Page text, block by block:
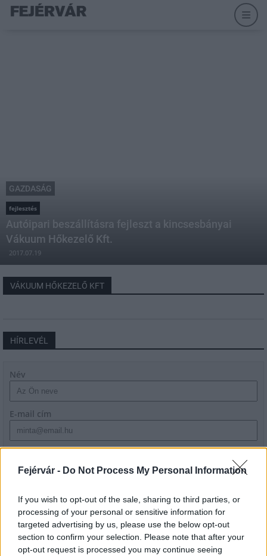
Fejérvár - Do Not Process My Personal Information
If you wish to opt-out of the sale, sharing to third parties, or
processing of your personal or sensitive information for
targeted advertising by us, please use the below opt-out
section to confirm your selection. Please note that after your
opt-out request is processed you may continue seeing
GAZDASÁG
fejlesztés
Autóipari beszállításra fejleszt a kincsesbányai
Vákuum Hőkezelő Kft.
2017.07.19
VÁKUUM HŐKEZELŐ KFT
HÍRLEVÉL
Név
E-mail cím
szabályzatot!
LEGFRISSEBB